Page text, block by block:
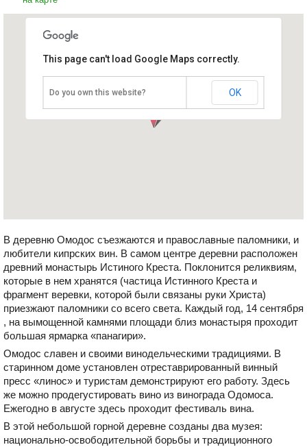
Деревня Омодос
This page can't load Google Maps correctly.
Do you own this website? OK
В деревню Омодос съезжаются и православные паломники, и
любители кипрских вин. В самом центре деревни расположен
древний монастырь Истиного Креста. Поклонится реликвиям,
которые в нем хранятся (частица Истинного Креста и
фрагмент веревки, которой были связаны руки Христа)
приезжают паломники со всего света. Каждый год, 14 сентября
, на вымощенной камнями площади близ монастыря проходит
большая ярмарка «панагири».
Омодос славен и своими винодельческими традициями. В
старинном доме установлен отреставрированный винный
пресс «линос» и туристам демонстрируют его работу. Здесь
же можно продегустировать вино из винограда Одомоса.
Ежегодно в августе здесь проходит фестиваль вина.
В этой небольшой горной деревне созданы два музея:
национально-освободительной борьбы и традиционного